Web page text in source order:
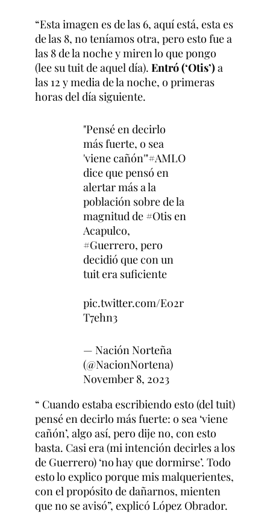
“Esta imagen es de las 6, aquí está, esta es
de las 8, no teníamos otra, pero esto fue a
las 8 de la noche y miren lo que pongo
(lee su tuit de aquel día). Entró (‘Otis’) a
las 12 y media de la noche, o primeras
horas del día siguiente.
"Pensé en decirlo
más fuerte, o sea
'viene cañón'"#AMLO
dice que pensó en
alertar más a la
población sobre de la
magnitud de #Otisen
Acapulco,
#Guerrero, pero
decidió que con un
tuit era suficiente
pic.twitter.com/E02r
T7ehn3
— Nación Norteña
(@NacionNortena)
November 8, 2023
“ Cuando estaba escribiendo esto (del tuit)
pensé en decirlo más fuerte: o sea ‘viene
cañón’, algo así, pero dije no, con esto
basta. Casi era (mi intención decirles a los
de Guerrero) ‘no hay que dormirse’. Todo
esto lo explico porque mis malquerientes,
con el propósito de dañarnos, mienten
que no se avisó”, explicó López Obrador.